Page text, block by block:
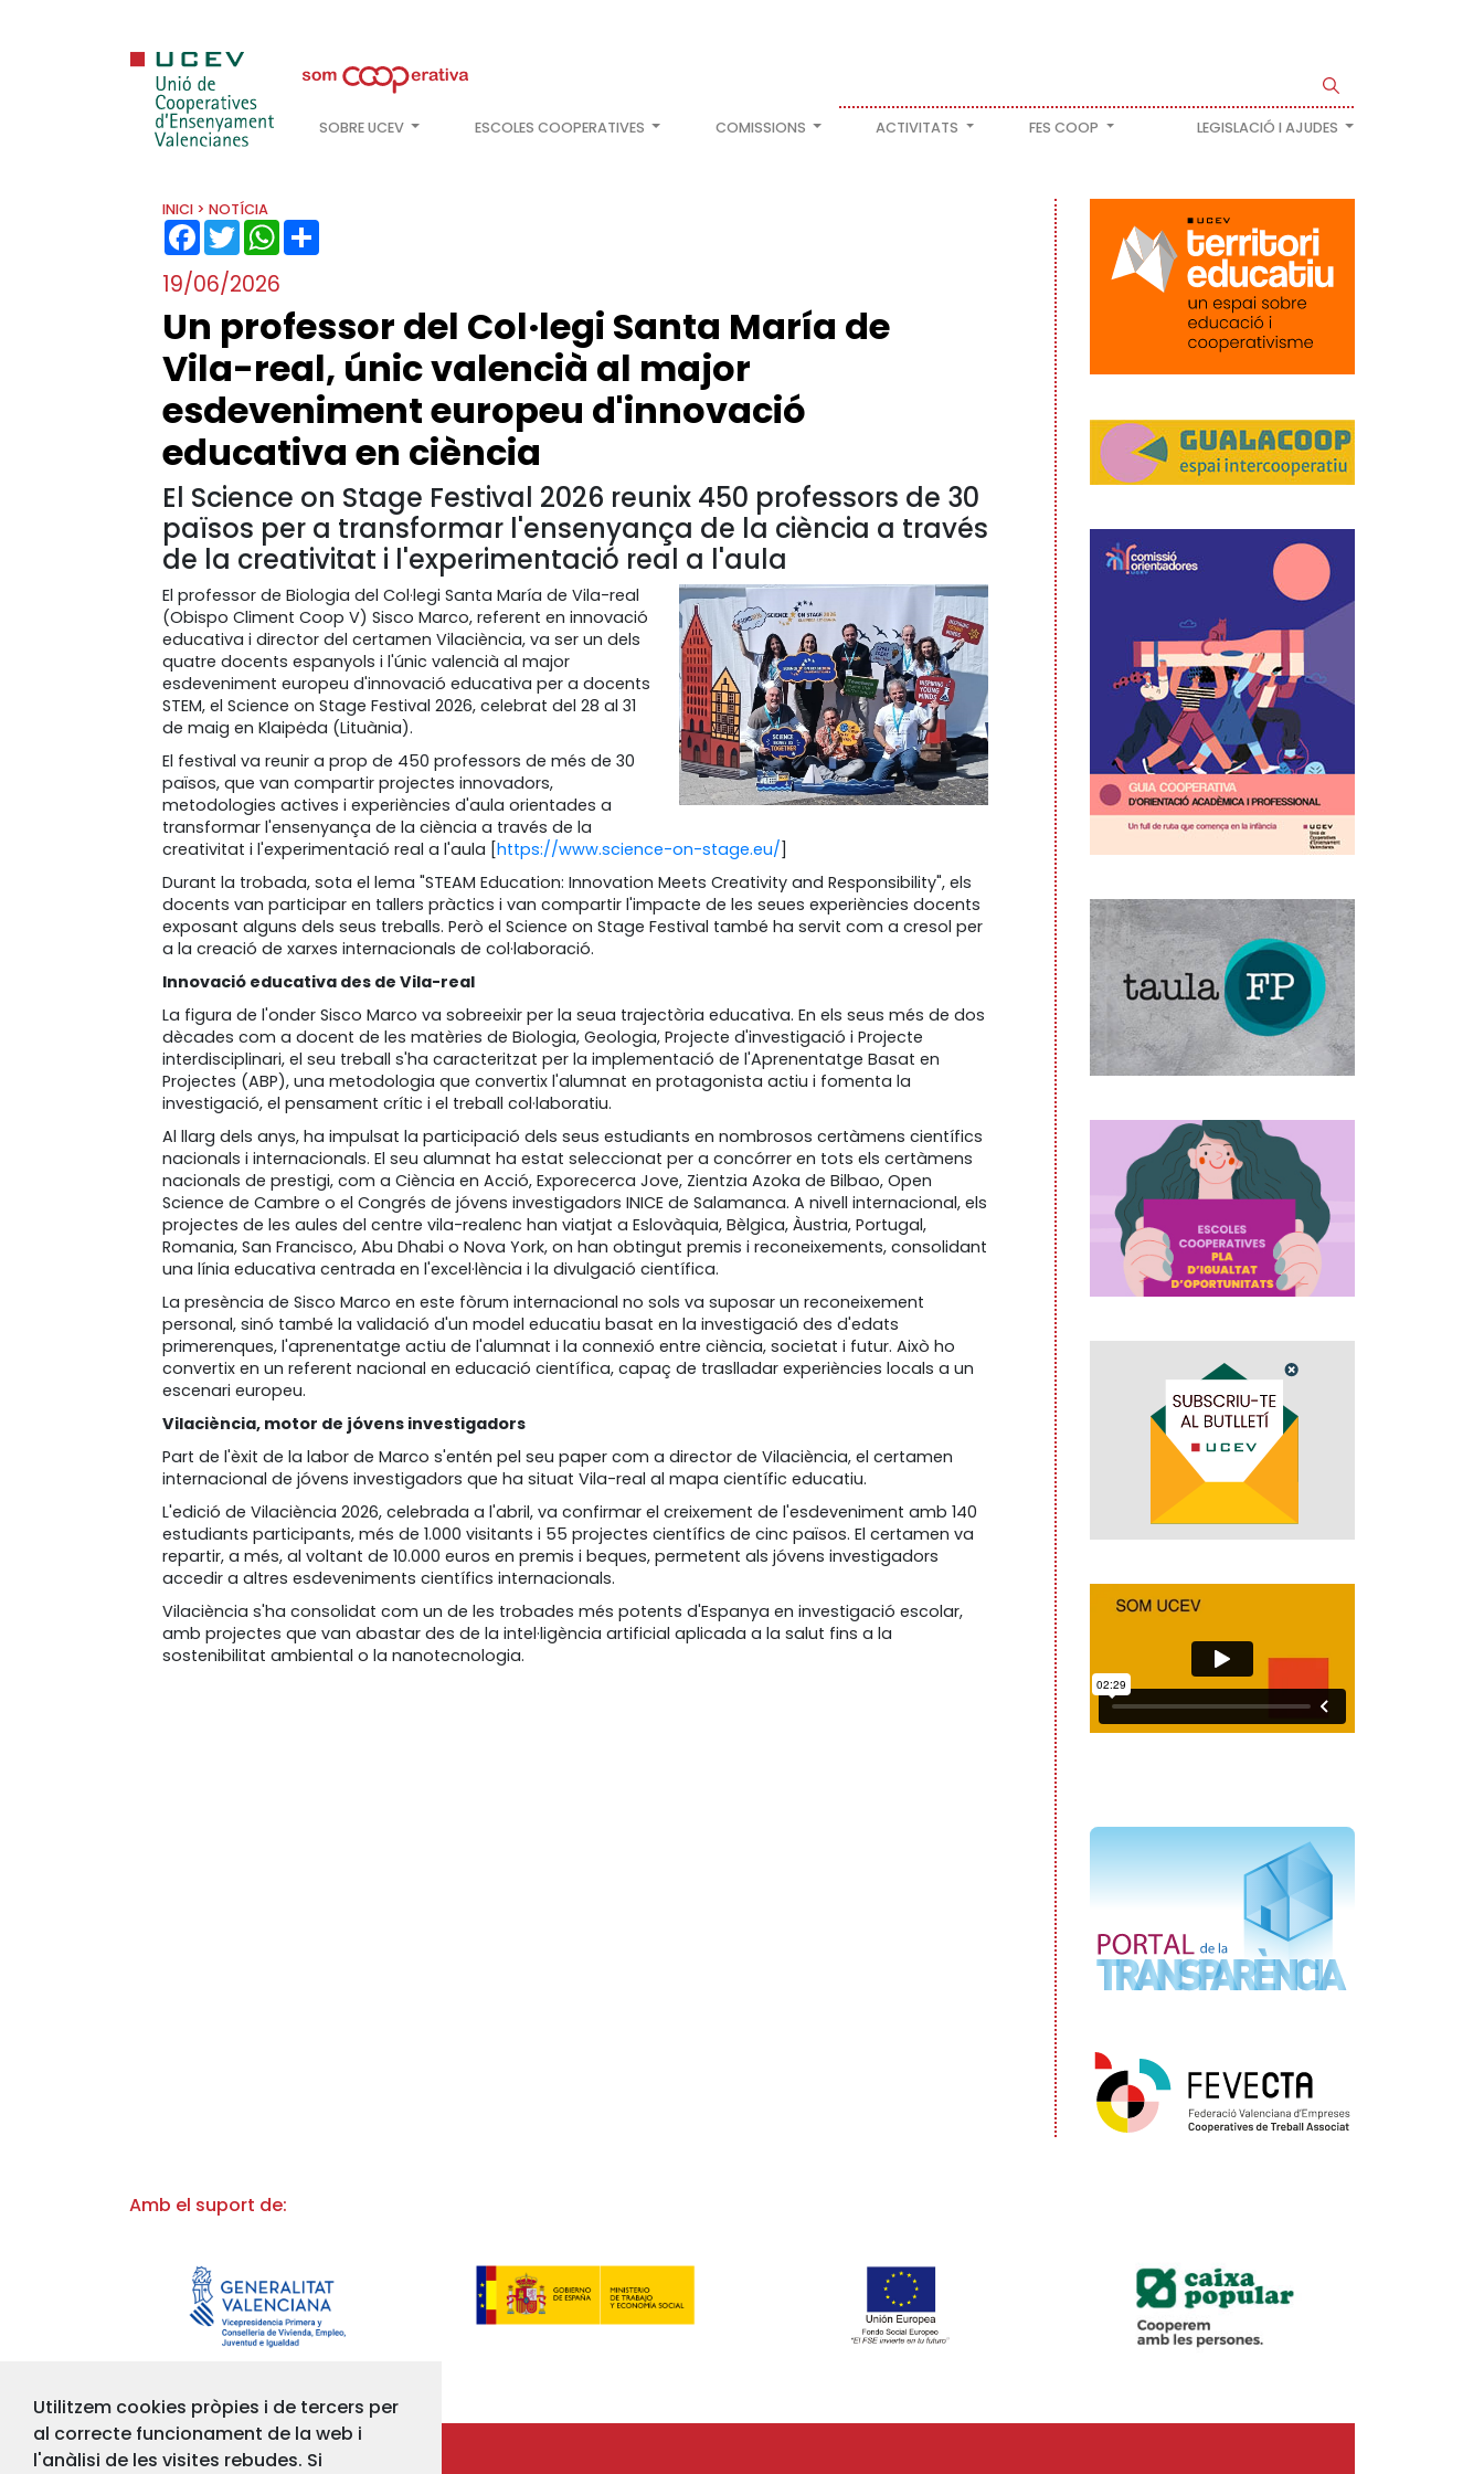
SOBRE UCEV ESCOLES COOPERATIVES COMISSIONS ACTIVITATS FES COOP LEGISLACIÓ I AJUDES
INICI > NOTÍCIA
FACEBOOK
TWITTERWHATSAPP
19/06/2026
Un professor del Col·legi Santa María de
Vila-real, únic valencià al major
esdeveniment europeu d'innovació
educativa en ciència
El Science on Stage Festival 2026 reunix 450 professors de 30
països per a transformar l'ensenyança de la ciència a través
de la creativitat i l'experimentació real a l'aula
El professor de Biologia del Col·legi Santa María de Vila-real
(Obispo Climent Coop V) Sisco Marco, referent en innovació
educativa i director del certamen Vilaciència, va ser un dels
quatre docents espanyols i l'únic valencià al major
esdeveniment europeu d'innovació educativa per a docents
STEM, el Science on Stage Festival 2026, celebrat del 28 al 31
de maig en Klaipėda (Lituània).
El festival va reunir a prop de 450 professors de més de 30
països, que van compartir projectes innovadors,
metodologies actives i experiències d'aula orientades a
transformar l'ensenyança de la ciència a través de la
creativitat i l'experimentació real a l'aula [https://www.science-on-stage.eu/]
Durant la trobada, sota el lema "STEAM Education: Innovation Meets Creativity and Responsibility", els
docents van participar en tallers pràctics i van compartir l'impacte de les seues experiències docents
exposant alguns dels seus treballs. Però el Science on Stage Festival també ha servit com a cresol per
a la creació de xarxes internacionals de col·laboració.
Innovació educativa des de Vila-real
La figura de l'onder Sisco Marco va sobreeixir per la seua trajectòria educativa. En els seus més de dos
dècades com a docent de les matèries de Biologia, Geologia, Projecte d'investigació i Projecte
interdisciplinari, el seu treball s'ha caracteritzat per la implementació de l'Aprenentatge Basat en
Projectes (ABP), una metodologia que convertix l'alumnat en protagonista actiu i fomenta la
investigació, el pensament crític i el treball col·laboratiu.
Al llarg dels anys, ha impulsat la participació dels seus estudiants en nombrosos certàmens científics
nacionals i internacionals. El seu alumnat ha estat seleccionat per a concórrer en tots els certàmens
nacionals de prestigi, com a Ciència en Acció, Exporecerca Jove, Zientzia Azoka de Bilbao, Open
Science de Cambre o el Congrés de jóvens investigadors INICE de Salamanca. A nivell internacional, els
projectes de les aules del centre vila-realenc han viatjat a Eslovàquia, Bèlgica, Àustria, Portugal,
Romania, San Francisco, Abu Dhabi o Nova York, on han obtingut premis i reconeixements, consolidant
una línia educativa centrada en l'excel·lència i la divulgació científica.
La presència de Sisco Marco en este fòrum internacional no sols va suposar un reconeixement
personal, sinó també la validació d'un model educatiu basat en la investigació des d'edats
primerenques, l'aprenentatge actiu de l'alumnat i la connexió entre ciència, societat i futur. Això ho
convertix en un referent nacional en educació científica, capaç de traslladar experiències locals a un
escenari europeu.
Vilaciència, motor de jóvens investigadors
Part de l'èxit de la labor de Marco s'entén pel seu paper com a director de Vilaciència, el certamen
internacional de jóvens investigadors que ha situat Vila-real al mapa científic educatiu.
L'edició de Vilaciència 2026, celebrada a l'abril, va confirmar el creixement de l'esdeveniment amb 140
estudiants participants, més de 1.000 visitants i 55 projectes científics de cinc països. El certamen va
repartir, a més, al voltant de 10.000 euros en premis i beques, permetent als jóvens investigadors
accedir a altres esdeveniments científics internacionals.
Vilaciència s'ha consolidat com un de les trobades més potents d'Espanya en investigació escolar,
amb projectes que van abastar des de la intel·ligència artificial aplicada a la salut fins a la
sostenibilitat ambiental o la nanotecnologia.
Amb el suport de:
Utilitzem cookies pròpies i de tercers per
al correcte funcionament de la web i
l'anàlisi de les visites rebudes. Si